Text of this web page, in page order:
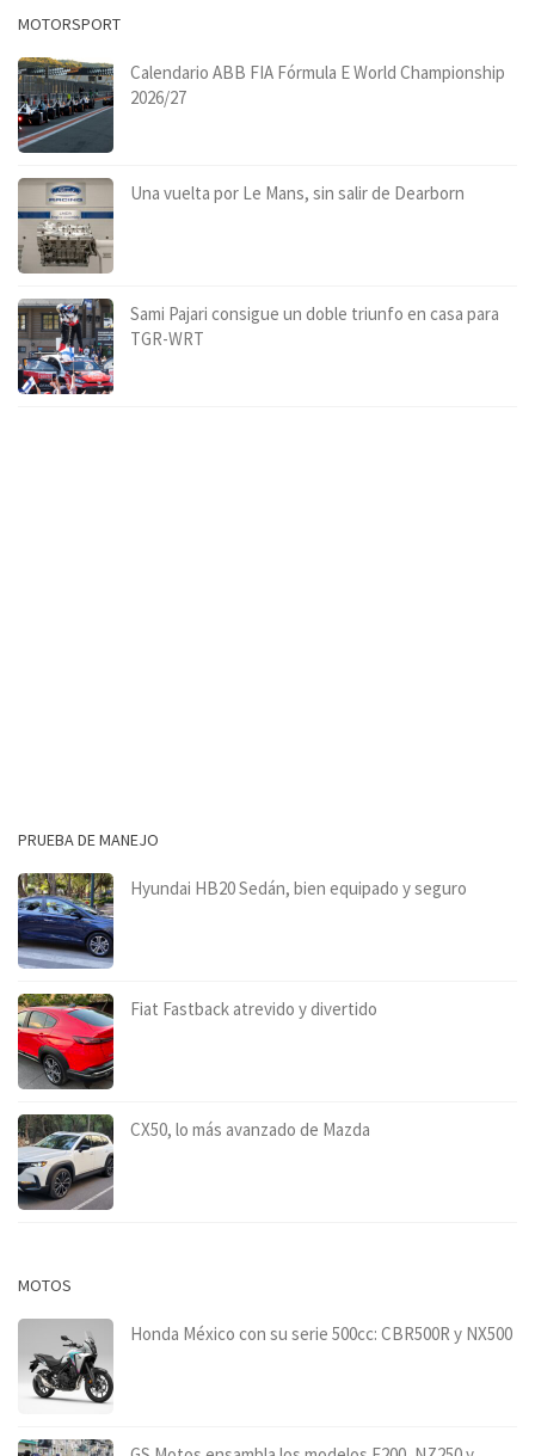
MOTORSPORT
Calendario ABB FIA Fórmula E World Championship
2026/27
Una vuelta por Le Mans, sin salir de Dearborn
Sami Pajari consigue un doble triunfo en casa para
TGR-WRT
PRUEBA DE MANEJO
Hyundai HB20 Sedán, bien equipado y seguro
Fiat Fastback atrevido y divertido
CX50, lo más avanzado de Mazda
MOTOS
Honda México con su serie 500cc: CBR500R y NX500